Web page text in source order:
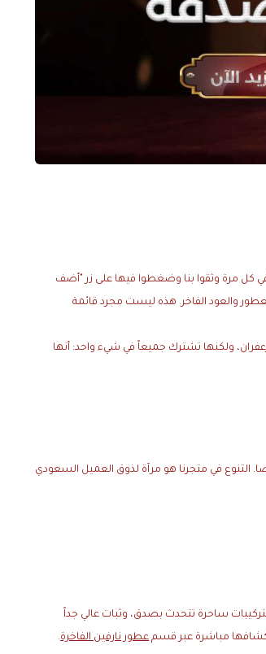
في كل مرة وثقوا بنا وضغطوا فيها على زر "أضف
والعود الفاخر. هذه ليست مجرد قائمة
ولكنها تشترك جميعاً في شيء واحد: أنها
التنوع في متجرنا هو مرآة لذوق العميل السعودي
بتركيبات ساحرة تتحدث بصدق، وثبات عالي جداً
مباشرة عبر قسم عطور نارفين الفاخرة.